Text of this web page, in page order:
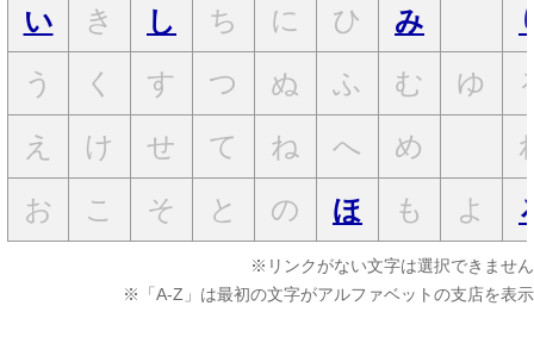
い
き し ち に ひ み
う
く す つ ぬ ふ む ゆ
え
け せ て ね へ め
お
こ そ と の ほ も よ
※リンクがない文字は選択できません
※「A-Z」は最初の文字がアルファベットの支店を表示